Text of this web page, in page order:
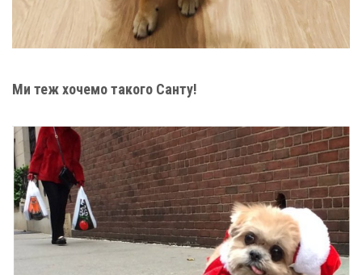
Ми теж хочемо такого Санту!